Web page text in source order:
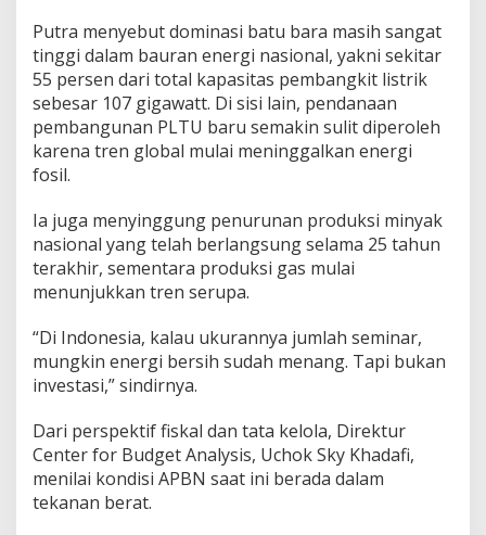
Putra menyebut dominasi batu bara masih sangat
tinggi dalam bauran energi nasional, yakni sekitar
55 persen dari total kapasitas pembangkit listrik
sebesar 107 gigawatt. Di sisi lain, pendanaan
pembangunan PLTU baru semakin sulit diperoleh
karena tren global mulai meninggalkan energi
fosil.
Ia juga menyinggung penurunan produksi minyak
nasional yang telah berlangsung selama 25 tahun
terakhir, sementara produksi gas mulai
menunjukkan tren serupa.
“Di Indonesia, kalau ukurannya jumlah seminar,
mungkin energi bersih sudah menang. Tapi bukan
investasi,” sindirnya.
Dari perspektif fiskal dan tata kelola, Direktur
Center for Budget Analysis, Uchok Sky Khadafi,
menilai kondisi APBN saat ini berada dalam
tekanan berat.